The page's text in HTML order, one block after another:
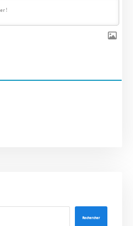
Rechercher